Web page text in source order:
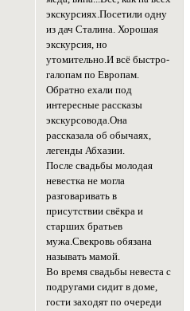
экскурсиях.Посетили одну
из дач Сталина. Хорошая
экскурсия, но
утомительно.И всё быстро-
галопам по Европам.
Обратно ехали под
интересные рассказы
экскурсовода.Она
рассказала об обычаях,
легенды Абхазии.
После свадьбы молодая
невестка не могла
разговаривать в
присутствии свёкра и
старших братьев
мужа.Свекровь обязана
называть мамой.
Во время свадьбы невеста с
подругами сидит в доме,
гости заходят по очереди